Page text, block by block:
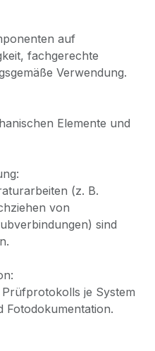
auf
fachgerechte
Verwendung.
Elemente und
(z. B.
von
sind
je System
Fotodokumentation.